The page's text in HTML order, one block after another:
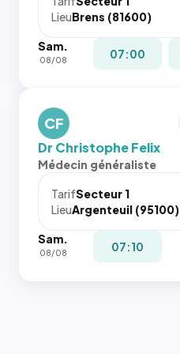
navigateur
pas la
place, et
les trois
dernières
images de
l'annuaire
dans ce
cas. #}
LieuBrens (81600)
Sam.
08/08 07:00
CF
Dr Christophe Felix
Médecin généraliste
TarifSecteur 1
LieuArgenteuil (95100)
Sam.
08/08 07:10